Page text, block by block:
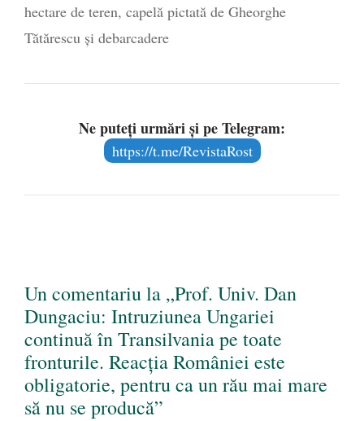
hectare de teren, capelă pictată de Gheorghe
Tătărescu și debarcadere
Ne puteți urmări și pe Telegram:
https://t.me/RevistaRost
Un comentariu la „Prof. Univ. Dan
Dungaciu: Intruziunea Ungariei
continuă în Transilvania pe toate
fronturile. Reacția României este
obligatorie, pentru ca un rău mai mare
să nu se producă”